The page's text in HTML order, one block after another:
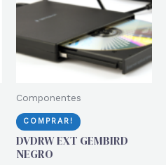
Componentes
COMPRAR!
DVDRW EXT GEMBIRD
NEGRO